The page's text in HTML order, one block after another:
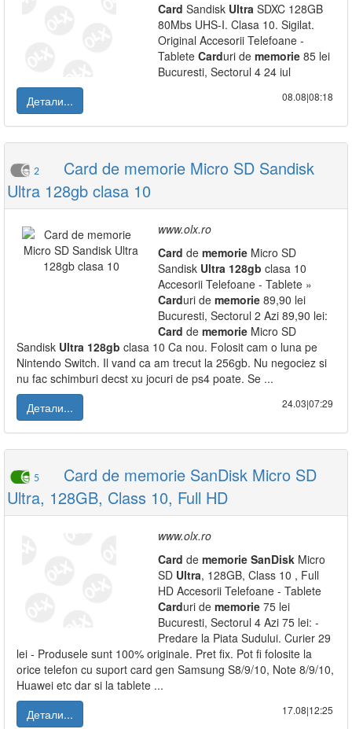
Card Sandisk Ultra SDXC 128GB
80Mbs UHS-I. Clasa 10. Sigilat.
Original Accesorii Telefoane -
Tablete Carduri de memorie 85 lei
Bucuresti, Sectorul 4 24 iul
Детали...
08.08|08:18
2
Card de memorie Micro SD Sandisk
Ultra 128gb clasa 10
www.olx.ro
Card de memorie Micro SD
Sandisk Ultra 128gb clasa 10
Accesorii Telefoane - Tablete »
Carduri de memorie 89,90 lei
Bucuresti, Sectorul 2 Azi 89,90 lei:
Card de memorie Micro SD
Sandisk Ultra 128gb clasa 10 Ca nou. Folosit cam o luna pe
Nintendo Switch. Il vand ca am trecut la 256gb. Nu negociez si
nu fac schimburi decst xu jocuri de ps4 poate. Se ...
Детали...
24.03|07:29
5
Card de memorie SanDisk Micro SD
Ultra, 128GB, Class 10, Full HD
www.olx.ro
Card de memorie SanDisk Micro
SD Ultra, 128GB, Class 10 , Full
HD Accesorii Telefoane - Tablete
Carduri de memorie 75 lei
Bucuresti, Sectorul 4 Azi 75 lei: -
Predare la Piata Sudului. Curier 29
lei - Produsele sunt 100% originale. Pret fix. Pot fi folosite la
orice telefon cu suport card gen Samsung S8/9/10, Note 8/9/10,
Huawei etc dar si la tablete ...
Детали...
17.08|12:25